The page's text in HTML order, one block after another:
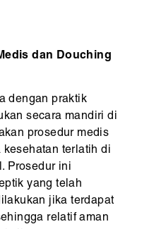
dan Douching
dengan praktik
secara mandiri di
prosedur medis
terlatih di
Prosedur ini
yang telah
jika terdapat
relatif aman